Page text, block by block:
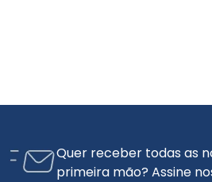
Quer receber todas as
primeira mão? Assine